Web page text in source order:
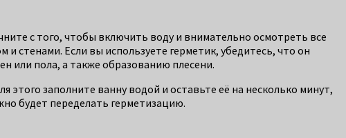
с того, чтобы включить воду и внимательно осмотреть все
стенами. Если вы используете герметик, убедитесь, что он
или пола, а также образованию плесени.
заполните ванну водой и оставьте её на несколько минут,
будет переделать герметизацию.